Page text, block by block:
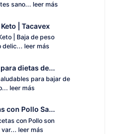
sano... leer más
| Tacavex
| Baja de peso
delic... leer más
dietas de...
para bajar de
leer más
con Pollo Sa...
con Pollo son
var... leer más